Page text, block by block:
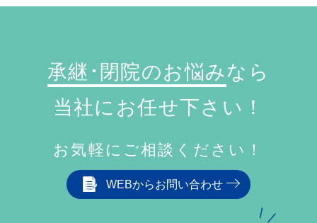
承継･閉院のお悩みなら
当社にお任せ下さい！
お気軽にご相談ください！
WEBからお問い合わせ